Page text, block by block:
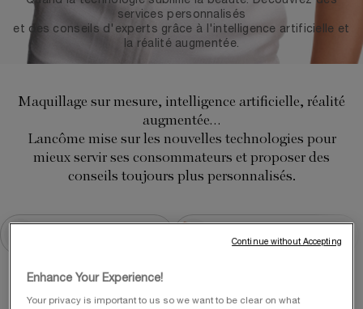
services personnalisés
et des conseils d'experts grâce à l'intelligence artificielle et
la réalité augmentée.
Maquillage sur mesure, intelligence artificielle, réalité
augmentée…
Lancôme mise sur les nouvelles technologies pour
mieux servir ses consommateurs et proposer des
conseils toujours plus personnalisés.
Enhance Your Experience!
Your privacy is important to us so we want to be clear on what
Continue without Accepting